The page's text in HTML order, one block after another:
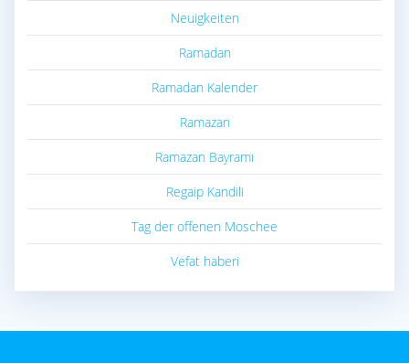
Neuigkeiten
Ramadan
Ramadan Kalender
Ramazan
Ramazan Bayramı
Regaip Kandili
Tag der offenen Moschee
Vefat haberi